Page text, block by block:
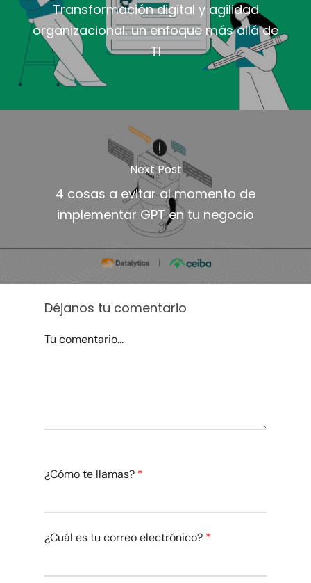
Transformación digital y agilidad
organizacional: un enfoque más allá de
TI
Next Post
4 cosas a evitar al momento de
implementar GPT en tu negocio
Déjanos tu comentario
Tu comentario...
¿Cómo te llamas? *
¿Cuál es tu correo electrónico? *